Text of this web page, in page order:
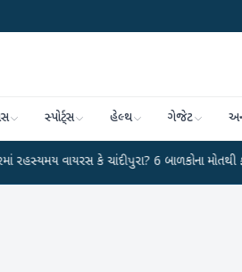
સ્પોર્ટ્સ હેલ્થ ગેજેટ
વાયરસ કે ચાંદીપુરા? 6 બાળકોના મોતથી ફફડાટ